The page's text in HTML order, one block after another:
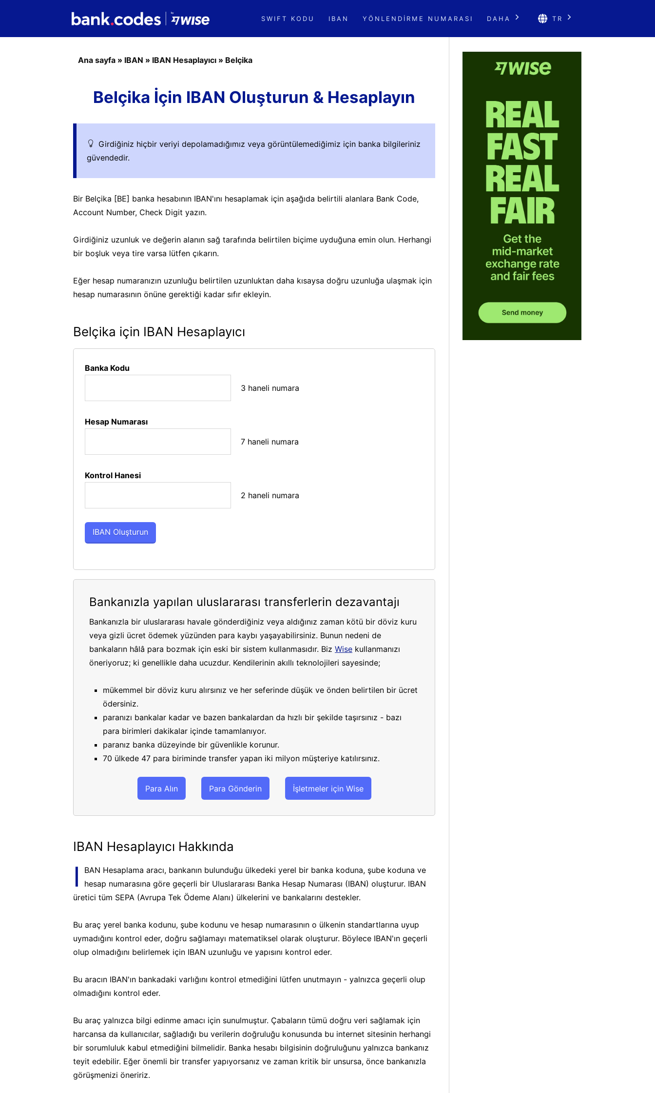
SWIFT KODU IBAN YÖNLENDIRME NUMARASI DAHA TR
Ana sayfa » IBAN » IBAN Hesaplayıcı » Belçika
Belçika İçin IBAN Oluşturun & Hesaplayın
Girdiğiniz hiçbir veriyi depolamadığımız veya görüntülemediğimiz için banka bilgileriniz
güvendedir.
Bir Belçika [BE] banka hesabının IBAN'ını hesaplamak için aşağıda belirtili alanlara Bank Code,
Account Number, Check Digit yazın.
Girdiğiniz uzunluk ve değerin alanın sağ tarafında belirtilen biçime uyduğuna emin olun. Herhangi
bir boşluk veya tire varsa lütfen çıkarın.
Eğer hesap numaranızın uzunluğu belirtilen uzunluktan daha kısaysa doğru uzunluğa ulaşmak için
hesap numarasının önüne gerektiği kadar sıfır ekleyin.
Belçika için IBAN Hesaplayıcı
Banka Kodu
3 haneli numara
Hesap Numarası
7 haneli numara
Kontrol Hanesi
2 haneli numara
Bankanızla yapılan uluslararası transferlerin dezavantajı
Bankanızla bir uluslararası havale gönderdiğiniz veya aldığınız zaman kötü bir döviz kuru
veya gizli ücret ödemek yüzünden para kaybı yaşayabilirsiniz. Bunun nedeni de
bankaların hâlâ para bozmak için eski bir sistem kullanmasıdır. Biz Wise kullanmanızı
öneriyoruz; ki genellikle daha ucuzdur. Kendilerinin akıllı teknolojileri sayesinde;
mükemmel bir döviz kuru alırsınız ve her seferinde düşük ve önden belirtilen bir ücret
ödersiniz.
paranızı bankalar kadar ve bazen bankalardan da hızlı bir şekilde taşırsınız - bazı
para birimleri dakikalar içinde tamamlanıyor.
paranız banka düzeyinde bir güvenlikle korunur.
70 ülkede 47 para biriminde transfer yapan iki milyon müşteriye katılırsınız.
Para Alın Para Gönderin İşletmeler için Wise
IBAN Hesaplayıcı Hakkında
I
BAN Hesaplama aracı, bankanın bulunduğu ülkedeki yerel bir banka koduna, şube koduna ve
hesap numarasına göre geçerli bir Uluslararası Banka Hesap Numarası (IBAN) oluşturur. IBAN
üretici tüm SEPA (Avrupa Tek Ödeme Alanı) ülkelerini ve bankalarını destekler.
Bu araç yerel banka kodunu, şube kodunu ve hesap numarasının o ülkenin standartlarına uyup
uymadığını kontrol eder, doğru sağlamayı matematiksel olarak oluşturur. Böylece IBAN'ın geçerli
olup olmadığını belirlemek için IBAN uzunluğu ve yapısını kontrol eder.
Bu aracın IBAN'ın bankadaki varlığını kontrol etmediğini lütfen unutmayın - yalnızca geçerli olup
olmadığını kontrol eder.
Bu araç yalnızca bilgi edinme amacı için sunulmuştur. Çabaların tümü doğru veri sağlamak için
harcansa da kullanıcılar, sağladığı bu verilerin doğruluğu konusunda bu internet sitesinin herhangi
bir sorumluluk kabul etmediğini bilmelidir. Banka hesabı bilgisinin doğruluğunu yalnızca bankanız
teyit edebilir. Eğer önemli bir transfer yapıyorsanız ve zaman kritik bir unsursa, önce bankanızla
görüşmenizi öneririz.